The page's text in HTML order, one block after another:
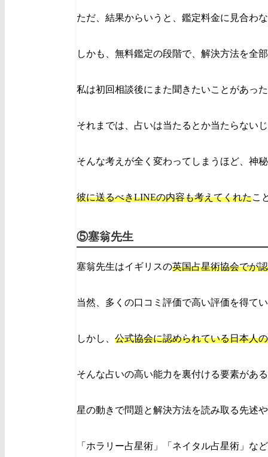
ただ、結果からいうと、鑑定料金に見合わ
しかも、無料鑑定の段階で、解決方法を全
私は初回相談後にまた聞きたいことがあっ
それまでは、占いは当たるとか当たらない
そんな考えが全く変わってしまうほど、神
彼に送るべきLINEの内容も考えてくれたこ
⑤塞翁先生
塞翁先生はイギリスの英国占星術協会でが
当然、多くの口コミ評価で高い評価を得て
しかし、 公式協会に認められている日本人
そんな占いの高い能力を裏付ける要素があ
星の動きで問題と解決方法を読み取る先述
「ホラリー占星術」「ネイタル占星術」な